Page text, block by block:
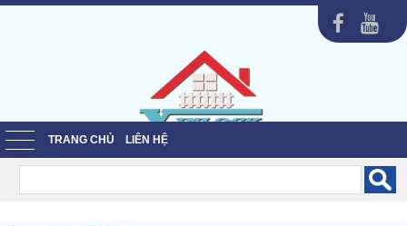
TRANG CHỦ LIÊN HỆ